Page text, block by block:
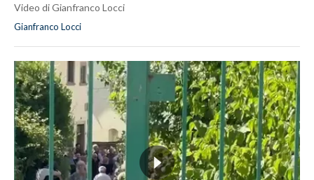
Video di Gianfranco Locci
Gianfranco Locci